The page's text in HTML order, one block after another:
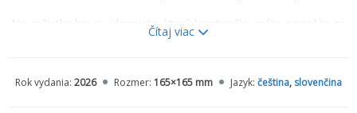
Na začiatku hry si vylosujete, ktorú korytnačku máte a snažíte sa
ju dostať ako prvú k šalátu (kto je kto sa dozviete až na konci). Vo
dopredu, ľubovoľná dozadu, posledná o dve dopredu,...).
Čítaj viac
Rok vydania: 2026 Rozmer: 165×165 mm Jazyk: čeština, slovenčina